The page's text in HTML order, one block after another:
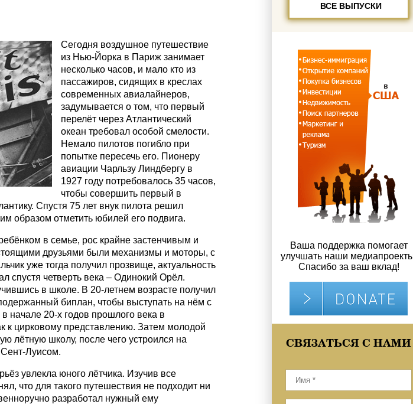
Сегодня воздушное путешествие
из Нью-Йорка в Париж занимает
несколько часов, и мало кто из
пассажиров, сидящих в креслах
современных авиалайнеров,
задумывается о том, что первый
перелёт через Атлантический
океан требовал особой смелости.
Немало пилотов погибло при
попытке пересечь его. Пионеру
авиации Чарльзу Линдбергу в
1927 году потребовалось 35 часов,
чтобы совершить первый в
Спустя 75 лет внук пилота решил
образом отметить юбилей его подвига.
в семье, рос крайне застенчивым и
друзьями были механизмы и моторы, с
уже тогда получил прозвище, актуальность
спустя четверть века – Одинокий Орёл.
в школе. В 20-летнем возрасте получил
биплан, чтобы выступать на нём с
начале 20-х годов прошлого века в
к цирковому представлению. Затем молодой
лётную школу, после чего устроился на
Луисом.
увлекла юного лётчика. Изучив все
что для такого путешествия не подходит ни
разработал нужный ему
ВСЕ ВЫПУСКИ
Ваша поддержка помогает
улучшать наши
Спасибо за ваш вклад!
СВЯЗАТЬСЯ С НАМИ